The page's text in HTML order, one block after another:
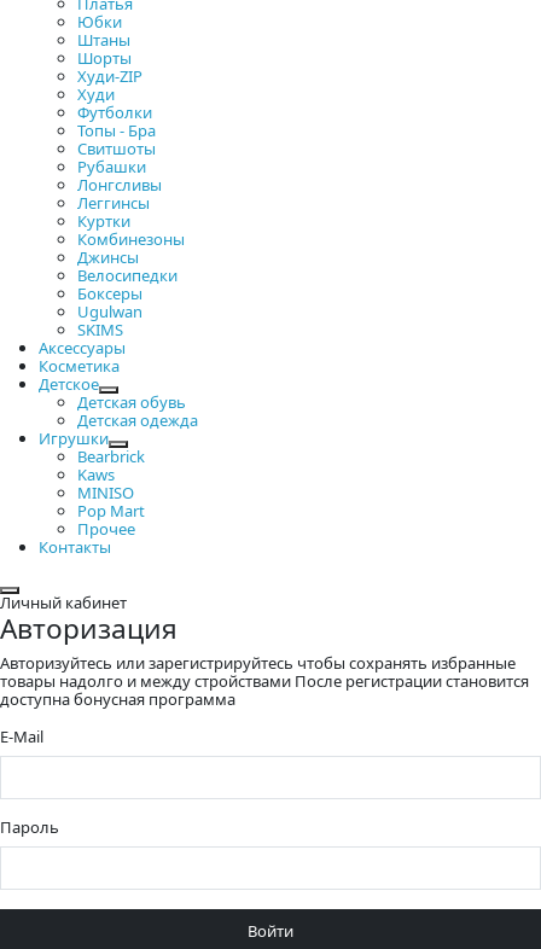
Юбки
Штаны
Шорты
Худи-ZIP
Худи
Футболки
Топы - Бра
Свитшоты
Рубашки
Лонгсливы
Леггинсы
Куртки
Комбинезоны
Джинсы
Велосипедки
Боксеры
Ugulwan
SKIMS
Аксессуары
Косметика
Детское
Детская обувь
Детская одежда
Игрушки
Bearbrick
Kaws
MINISO
Pop Mart
Прочее
Контакты
Закрыть
Личный кабинет
Авторизация
Авторизуйтесь или зарегистрируйтесь чтобы сохранять избранные
товары надолго и между стройствами После регистрации становится
доступна бонусная программа
E-Mail
Пароль
Войти